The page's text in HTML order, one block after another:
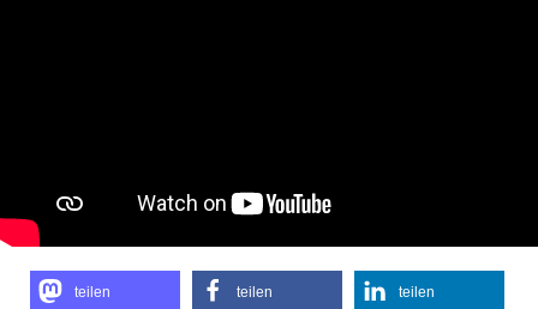
teilen teilen teilen